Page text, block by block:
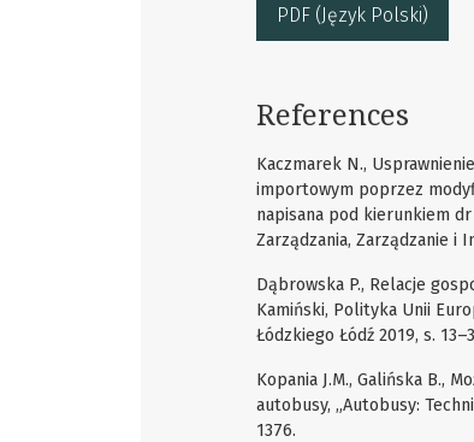
PDF (Język Polski)
References
Kaczmarek N.,
importowym poprzez
napisana pod kierunkiem dr
Zarządzania, Zarządzanie i
Dąbrowska P., Relacje
Kamiński, Polityka Unii
Łódzkiego Łódź 2019, s.
Kopania J.M., Galińska B.,
autobusy, „Autobusy:
1376.